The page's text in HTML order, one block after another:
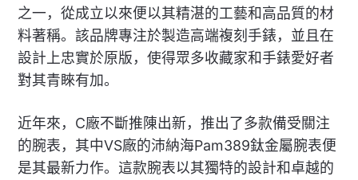
之一，從成立以來便以其精湛的工藝和高品質的材
料著稱。該品牌專注於製造高端複刻手錶，並且在
設計上忠實於原版，使得眾多收藏家和手錶愛好者
對其青睞有加。
近年來，C廠不斷推陳出新，推出了多款備受關注
的腕表，其中VS廠的沛納海Pam389鈦金屬腕表便
是其最新力作。這款腕表以其獨特的設計和卓越的